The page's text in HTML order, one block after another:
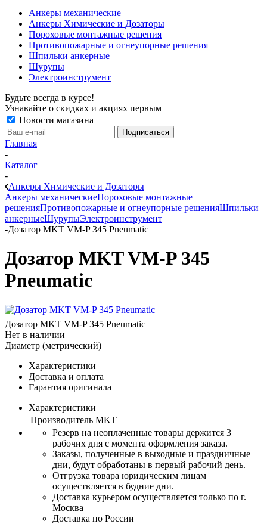
Анкеры механические
Анкеры Химические и Дозаторы
Пороховые монтажные решения
Противопожарные и огнеупорные решения
Шпильки анкерные
Шурупы
Электроинструмент
Будьте всегда в курсе!
Узнавайте о скидках и акциях первым
Новости магазина
Главная
-
Каталог
-
Анкеры Химические и Дозаторы
Анкеры механическиеПороховые монтажные
решенияПротивопожарные и огнеупорные решенияШпильки
анкерныеШурупыЭлектроинструмент
-Дозатор MKT VM-P 345 Pneumatic
Дозатор MKT VM-P 345
Pneumatic
Дозатор MKT VM-P 345 Pneumatic
Нет в наличии
Диаметр (метрический)
Характеристики
Доставка и оплата
Гарантия оригинала
Характеристики
Производитель MKT
Резерв на неоплаченные товары держится 3
рабочих дня с момента оформления заказа.
Заказы, полученные в выходные и праздничные
дни, будут обработаны в первый рабочий день.
Отгрузка товара юридическим лицам
осуществляется в будние дни.
Доставка курьером осуществляется только по г.
Москва
Доставка по России